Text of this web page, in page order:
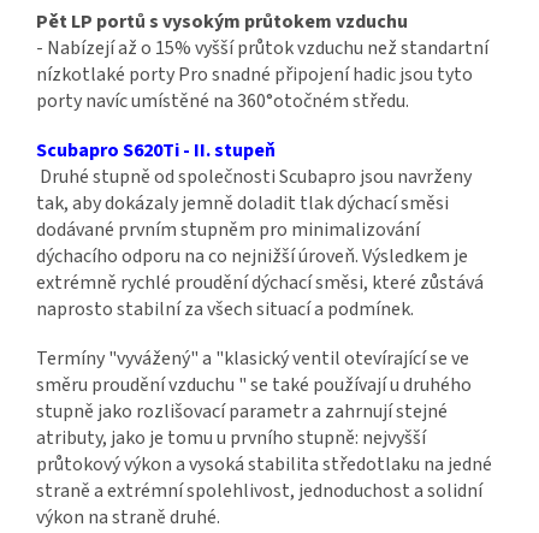
Pět LP portů s vysokým průtokem vzduchu
- Nabízejí až o 15% vyšší průtok vzduchu než standartní
nízkotlaké porty Pro snadné připojení hadic jsou tyto
porty navíc umístěné na 360°otočném středu.
Scubapro S620Ti - II. stupeň
Druhé stupně od společnosti Scubapro jsou navrženy
tak, aby dokázaly jemně doladit tlak dýchací směsi
dodávané prvním stupněm pro minimalizování
dýchacího odporu na co nejnižší úroveň. Výsledkem je
extrémně rychlé proudění dýchací směsi, které zůstává
naprosto stabilní za všech situací a podmínek.
Termíny "vyvážený" a "klasický ventil otevírající se ve
směru proudění vzduchu " se také používají u druhého
stupně jako rozlišovací parametr a zahrnují stejné
atributy, jako je tomu u prvního stupně: nejvyšší
průtokový výkon a vysoká stabilita středotlaku na jedné
straně a extrémní spolehlivost, jednoduchost a solidní
výkon na straně druhé.